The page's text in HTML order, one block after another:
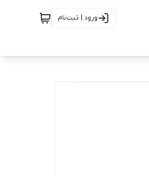
ورود | ثبت‌نام